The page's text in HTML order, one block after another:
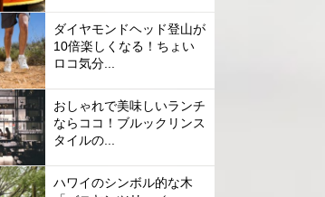
ダイヤモンドヘッド登山が
10倍楽しくなる！ちょい
ロコ気分...
おしゃれで美味しいランチ
ならココ！ブルックリンス
タイルの...
ハワイのシンボル的な木